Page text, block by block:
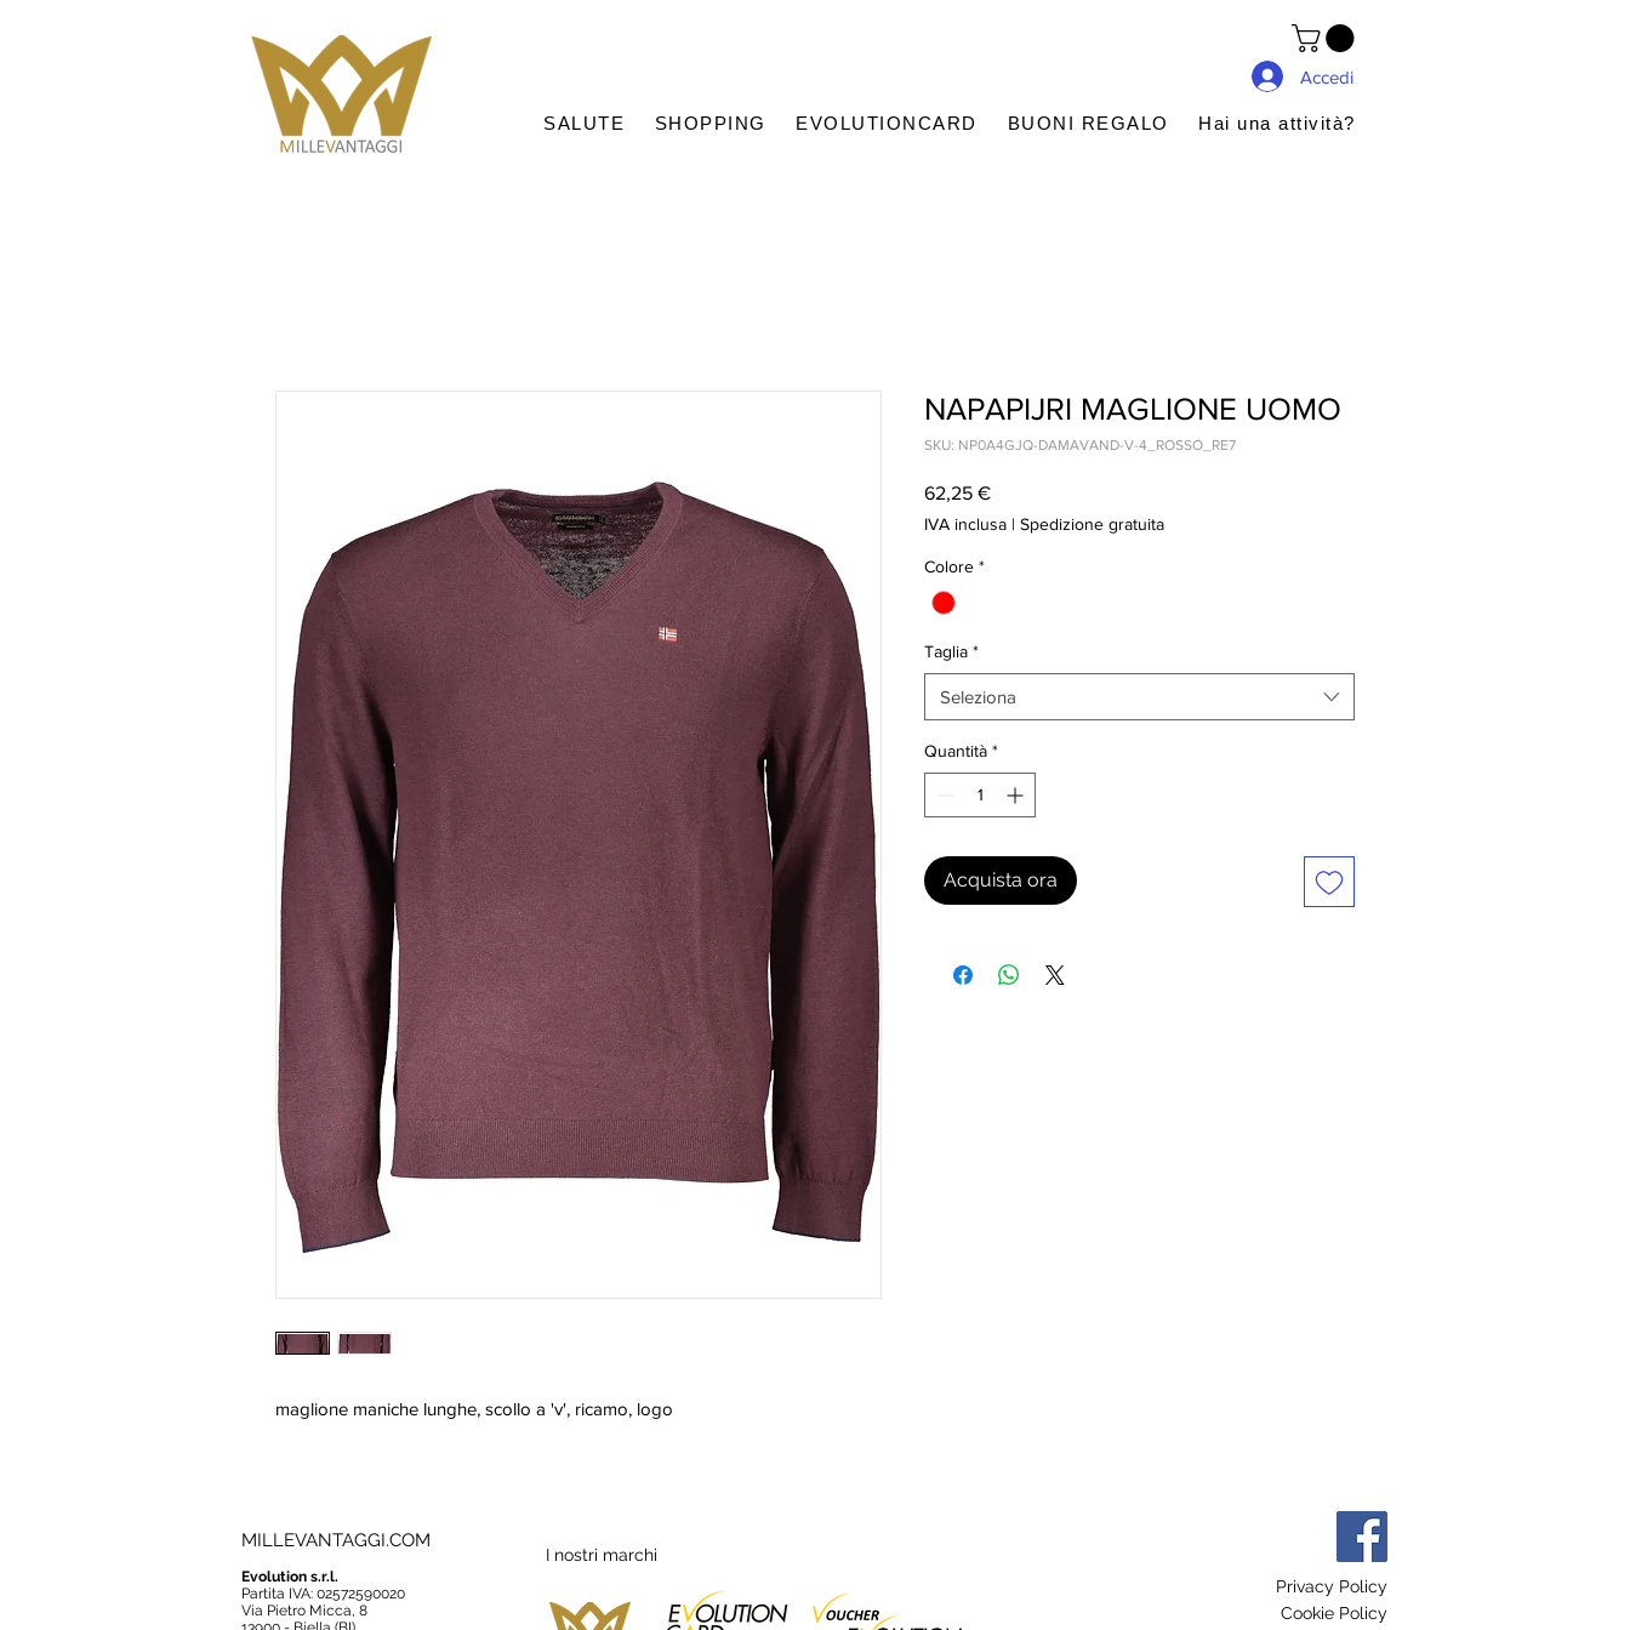
Accedi
SALUTE SHOPPING EVOLUTIONCARD BUONI REGALO Hai una attività?
maglione maniche lunghe, scollo a 'v', ricamo, logo
NAPAPIJRI MAGLIONE UOMO
SKU: NP0A4GJQ-DAMAVAND-V-4_ROSSO_RE7
62,25 €Prezzo
IVA inclusa | Spedizione gratuita
Colore *
Taglia *
Seleziona
Quantità *
Acquista ora
MILLEVANTAGGI.COM
Evolution s.r.l.
Partita IVA: 02572590020
Via Pietro Micca, 8
I nostri marchi
Privacy Policy
Cookie Policy